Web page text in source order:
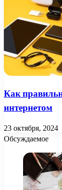
Как
интернетом
23 октября, 2024
Обсуждаемое